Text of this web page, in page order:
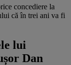
concediere la
că în trei ani va fi
lui
Dan